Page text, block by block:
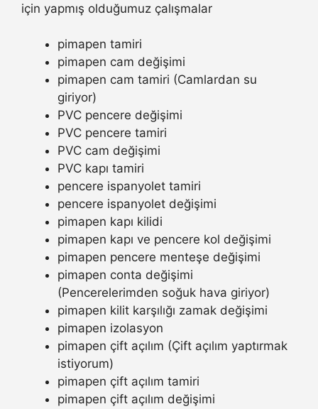
için yapmış olduğumuz çalışmalar
pimapen tamiri
pimapen cam değişimi
pimapen cam tamiri (Camlardan su
giriyor)
PVC pencere değişimi
PVC pencere tamiri
PVC cam değişimi
PVC kapı tamiri
pencere ispanyolet tamiri
pencere ispanyolet değişimi
pimapen kapı kilidi
pimapen kapı ve pencere kol değişimi
pimapen pencere menteşe değişimi
pimapen conta değişimi
(Pencerelerimden soğuk hava giriyor)
pimapen kilit karşılığı zamak değişimi
pimapen izolasyon
pimapen çift açılım (Çift açılım yaptırmak
istiyorum)
pimapen çift açılım tamiri
pimapen çift açılım değişimi